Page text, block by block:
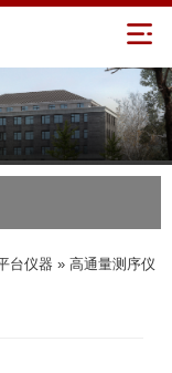
台仪器 » 高通量测序仪